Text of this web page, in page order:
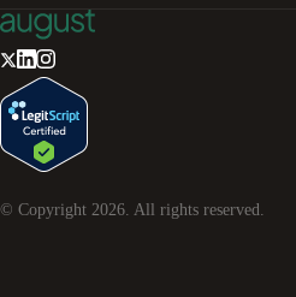
© Copyright 2026 . All rights reserved.